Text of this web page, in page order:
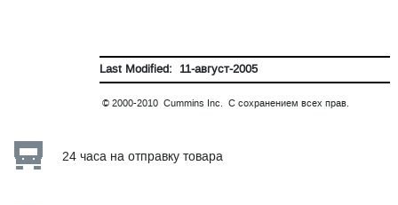
Last Modified: 11-август-2005
© 2000-2010 Cummins Inc. С сохранением всех прав.
24 часа на отправку товара